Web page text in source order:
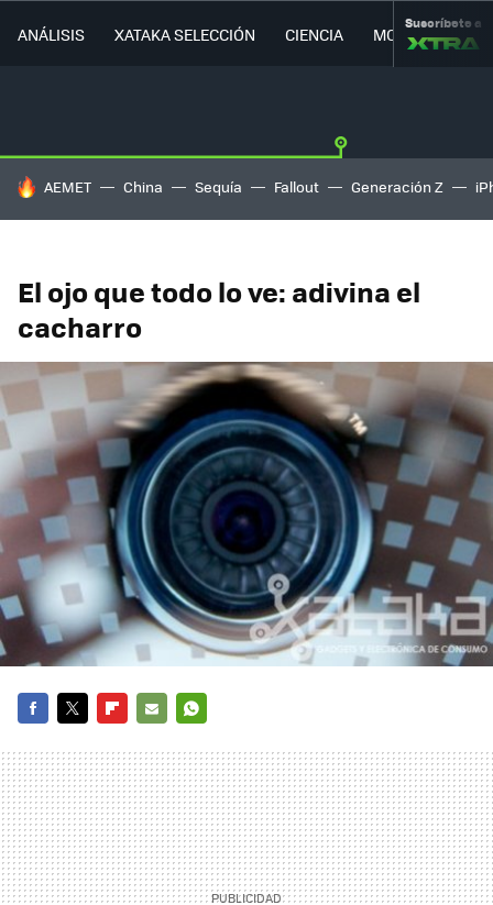
ANÁLISIS XATAKA SELECCIÓN CIENCIA MOVILIDAD
Suscríbete a
HOY SE HABLA DE
AEMET China Sequía Fallout Generación Z
El ojo que todo lo ve: adivina el
cacharro
MAIL